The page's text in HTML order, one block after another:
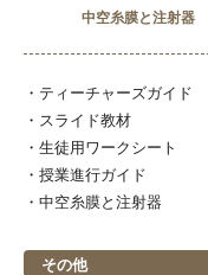
中空糸膜と注射器
・ティーチャーズガイド
・スライド教材
・生徒用ワークシート
・授業進行ガイド
・中空糸膜と注射器
その他